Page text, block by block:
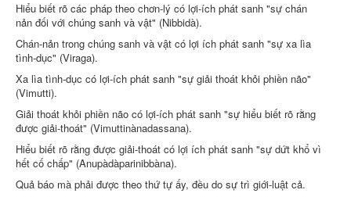
Hiểu biết rõ các pháp theo chơn-lý có lợi-ích phát sanh "sự chán
nản đối với chúng sanh và vật" (Nibbidà).
Chán-nản trong chúng sanh và vật có lợi ích phát sanh "sự xa lìa
tình-dục" (Viraga).
Xa lìa tình-dục có lợi-ích phát sanh "sự giải thoát khỏi phiền não"
(Vimutti).
Giải thoát khỏi phiền não có lợi-ích phát sanh "sự hiểu biết rõ rằng
được giải-thoát" (Vimuttinànadassana).
Hiểu biết rõ rằng được giải-thoát có lợi ích phát sanh "sự dứt khổ vì
hết cố chấp" (Anupàdàparinibbàna).
Quả báo mà phải được theo thứ tự ấy, đều do sự trì giới-luật cả.